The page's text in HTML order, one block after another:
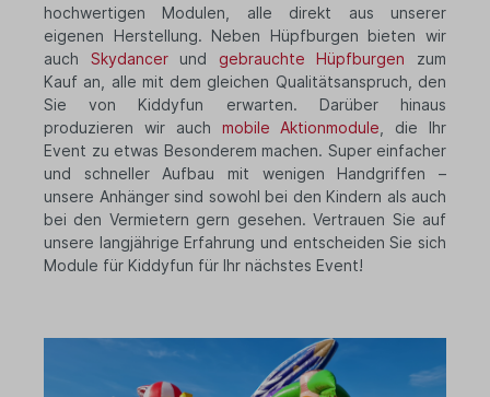
hochwertigen Modulen, alle direkt aus unserer
eigenen Herstellung. Neben Hüpfburgen bieten wir
auch Skydancerund gebrauchte Hüpfburgen zum
Kauf an, alle mit dem gleichen Qualitätsanspruch, den
Sie von Kiddyfun erwarten. Darüber hinaus
produzieren wir auch mobile Aktionmodule , die Ihr
Event zu etwas Besonderem machen. Super einfacher
und schneller Aufbau mit wenigen Handgriffen –
unsere Anhänger sind sowohl bei den Kindern als auch
bei den Vermietern gern gesehen. Vertrauen Sie auf
unsere langjährige Erfahrung und entscheiden Sie sich
Module für Kiddyfun für Ihr nächstes Event!